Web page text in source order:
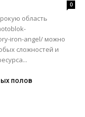
0
область
iron-angel/ можно
сложностей и
полов